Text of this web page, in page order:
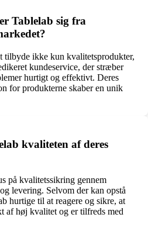
Tablelab sig fra
tilbyde ikke kun kvalitetsprodukter,
kundeservice, der stræber
hurtigt og effektivt. Deres
for produkterne skaber en unik
kvaliteten af deres
på kvalitetssikring gennem
levering. Selvom der kan opstå
hurtige til at reagere og sikre, at
af høj kvalitet og er tilfreds med